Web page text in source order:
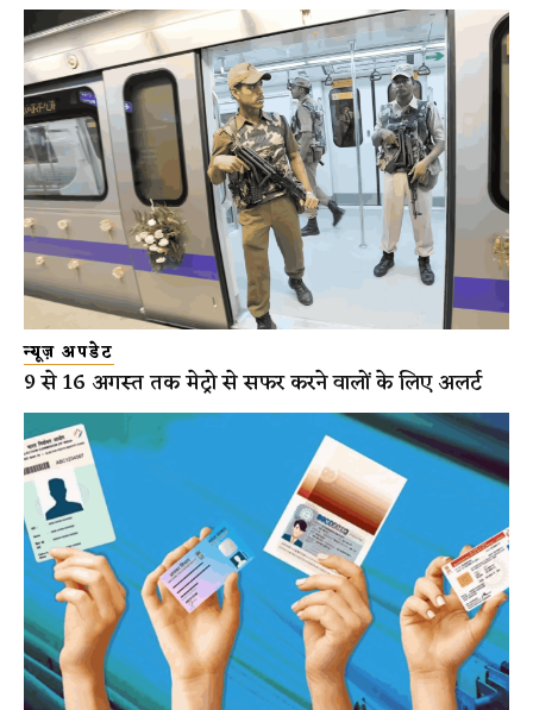
न्यूज़ अपडेट
9 से 16 अगस्त तक मेट्रो से सफर करने वालों के लिए अलर्ट